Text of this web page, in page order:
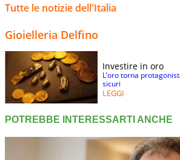
Tutte le notizie dell'Italia
Gioielleria Delfino
Investire in oro
L’oro torna
sicuri
LEGGI